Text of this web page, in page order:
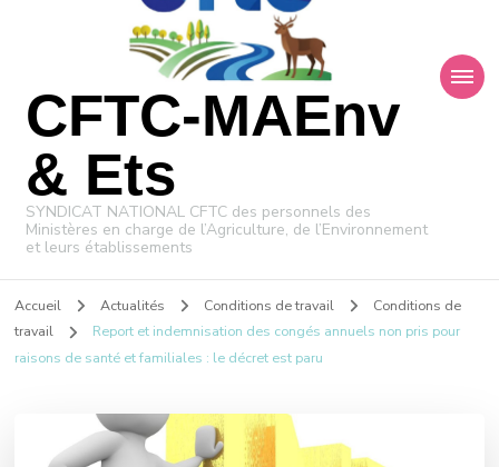
CFTC-MAEnv
& Ets
SYNDICAT NATIONAL CFTC des personnels des
Ministères en charge de l’Agriculture, de l’Environnement
et leurs établissements
Accueil Actualités Conditions de travail
Conditions de
travail
Report et indemnisation des congés annuels non pris pour
raisons de santé et familiales : le décret est paru